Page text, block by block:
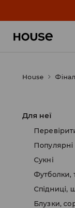
House
Для неї
Популярні
Сукні
Футболки,
Спідниці,
Блузки,